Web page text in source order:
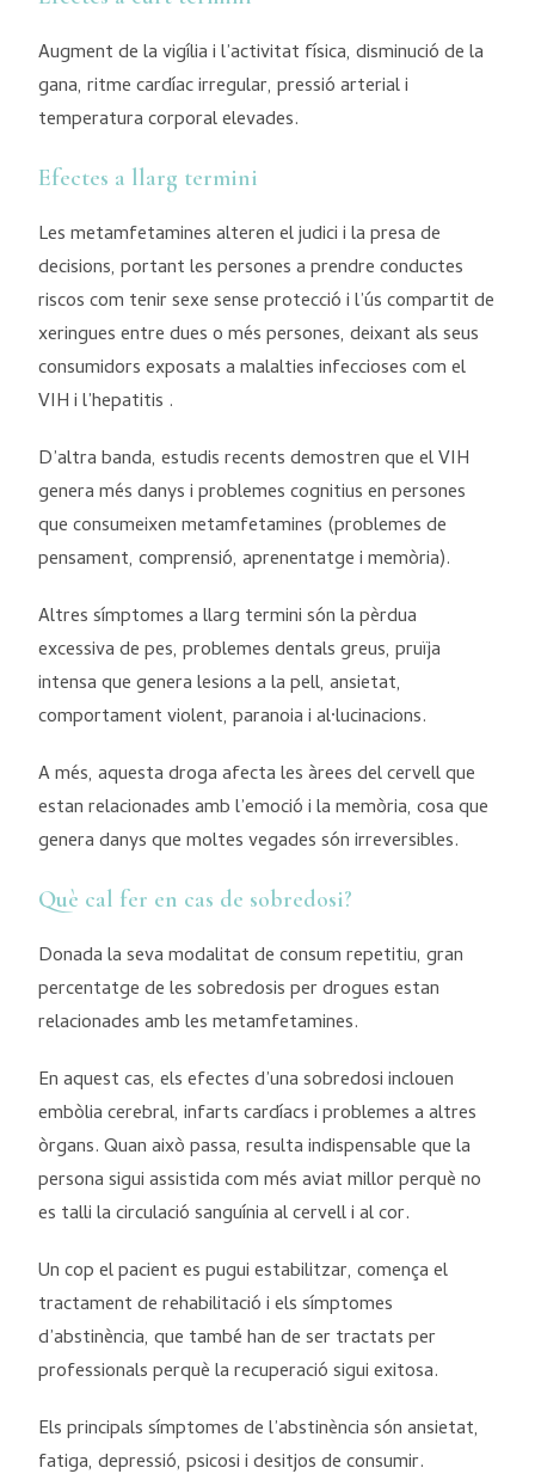
Augment de la vigília i l’activitat física, disminució de la
gana, ritme cardíac irregular, pressió arterial i
temperatura corporal elevades.
Efectes a llarg termini
Les metamfetamines alteren el judici i la presa de
decisions, portant les persones a prendre conductes
riscos com tenir sexe sense protecció i l’ús compartit de
xeringues entre dues o més persones, deixant als seus
consumidors exposats a malalties infeccioses com el
VIH i l’hepatitis .
D’altra banda, estudis recents demostren que el VIH
genera més danys i problemes cognitius en persones
que consumeixen metamfetamines (problemes de
pensament, comprensió, aprenentatge i memòria).
Altres símptomes a llarg termini són la pèrdua
excessiva de pes, problemes dentals greus, pruïja
intensa que genera lesions a la pell, ansietat,
comportament violent, paranoia i al·lucinacions.
A més, aquesta droga afecta les àrees del cervell que
estan relacionades amb l’emoció i la memòria, cosa que
genera danys que moltes vegades són irreversibles.
Què cal fer en cas de sobredosi?
Donada la seva modalitat de consum repetitiu, gran
percentatge de les sobredosis per drogues estan
relacionades amb les metamfetamines.
En aquest cas, els efectes d’una sobredosi inclouen
embòlia cerebral, infarts cardíacs i problemes a altres
òrgans. Quan això passa, resulta indispensable que la
persona sigui assistida com més aviat millor perquè no
es talli la circulació sanguínia al cervell i al cor.
Un cop el pacient es pugui estabilitzar, comença el
tractament de rehabilitació i els símptomes
d’abstinència, que també han de ser tractats per
professionals perquè la recuperació sigui exitosa.
Els principals símptomes de l’abstinència són ansietat,
fatiga, depressió, psicosi i desitjos de consumir.